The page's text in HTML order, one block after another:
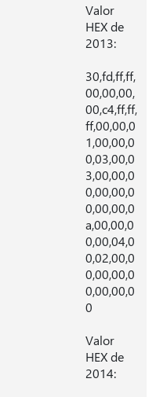
Valor
HEX de
2013:
30,fd,ff,ff,
00,00,00,
00,c4,ff,ff,
ff,00,00,0
1,00,00,0
0,03,00,0
3,00,00,0
0,00,00,0
0,00,00,0
a,00,00,0
0,00,04,0
0,02,00,0
0,00,00,0
0,00,00,0
0
Valor
HEX de
2014: